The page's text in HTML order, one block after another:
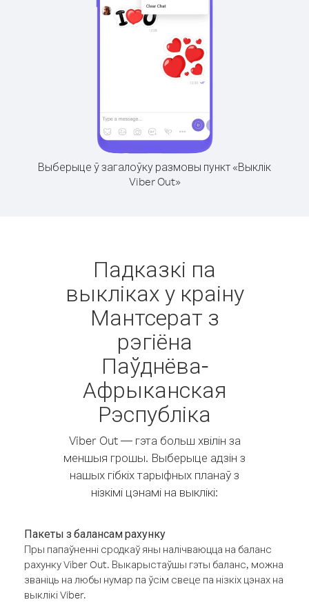
Выберыце ў загалоўку размовы пункт «Выклік
Viber Out»
Падказкі па
выкліках у краіну
Мантсерат з
рэгіёна
Паўднёва-
Афрыканская
Рэспубліка
Viber Out — гэта больш хвілін за
меншыя грошы. Выберыце адзін з
нашых гібкіх тарыфных планаў з
нізкімі цэнамі на выклікі:
Пакеты з балансам рахунку
Пры папаўненні сродкаў яны налічваюцца на баланс
рахунку Viber Out. Выкарыстаўшы гэты баланс, можна
званіць на любы нумар па ўсім свеце па нізкіх цэнах на
выклікі Viber.